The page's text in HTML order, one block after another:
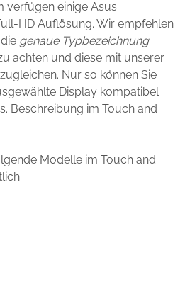
verfügen einige Asus
HD Auflösung. Wir empfehlen
genaue Typbezeichnung
achten und diese mit unserer
Nur so können Sie
Display kompatibel
Beschreibung im Touch and
Modelle im Touch and